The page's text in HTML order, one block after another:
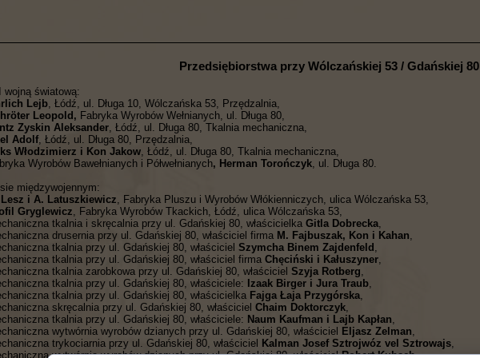
Przedsiębiorstwa przy Wólczańskiej 53 / Gdańskiej 80
wojną światową:
Lejb, Łódź, ul. Długa 10, Wólczańska 53, Przędzalnia,
Leopold, Fabryka Wyrobów Wełnianych, ul. Długa 80,
Zyskin Aleksander, Łódź, ul. Długa 80, Tkalnia mechaniczna,
Adolf, Łódź, ul. Długa 80, Przędzalnia,
Włodzimierz i Kon Jakow, Łódź, ul. Długa 80, Tkalnia mechaniczna,
Wyrobów Bawełnianych i Półwełnianych, Herman Torończyk, ul. Długa 80.
międzywojennym:
i A. Latuszkiewicz, Fabryka Pluszu i Wyrobów Włókienniczych, ulica Wólczańska 53,
Gryglewicz, Fabryka Wyrobów Tkackich, Łódź, ulica Wólczańska 53,
tkalnia i skręcalnia przy ul. Gdańskiej 80, właścicielka Gitla Dobrecka,
drusernia przy ul. Gdańskiej 80, właściciel firma M. Fajbuszak, Kon i Kahan,
tkalnia przy ul. Gdańskiej 80, właściciel Szymcha Binem Zajdenfeld ,
tkalnia przy ul. Gdańskiej 80, właściciel firma Chęciński i Kałuszyner,
tkalnia zarobkowa przy ul. Gdańskiej 80, właściciel Szyja Rotberg,
tkalnia przy ul. Gdańskiej 80, właściciele: Izaak Birger i Jura Traub,
tkalnia przy ul. Gdańskiej 80, właścicielka Fajga Łaja Przygórska,
skręcalnia przy ul. Gdańskiej 80, właściciel Chaim Doktorczyk,
tkalnia przy ul. Gdańskiej 80, właściciele: Naum Kaufman i Lajb Kapłan,
wytwórnia wyrobów dzianych przy ul. Gdańskiej 80, właściciel
Eljasz Zelman,
trykociarnia przy ul. Gdańskiej 80, właściciel
Kalman Josef Sztrojwóz vel Sztrowajs,
wytwórnia wyrobów dzianych przy ul. Gdańskiej 80, właścicielRobert Kubsch,